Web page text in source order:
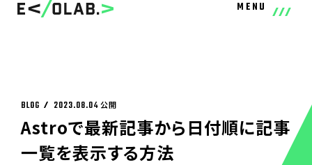
MENU
BLOG 2023.08.04公開
Astroで最新記事から日付順に記事
一覧を表示する方法